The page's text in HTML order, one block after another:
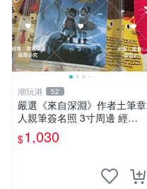
潮玩港 52
嚴選《來自深淵》作者土筆章
人親筆簽名照 3寸周邊 經典
卡磚 相片拍賣 深淵 Made in
Abyss 土筆章人 照片
$1,030